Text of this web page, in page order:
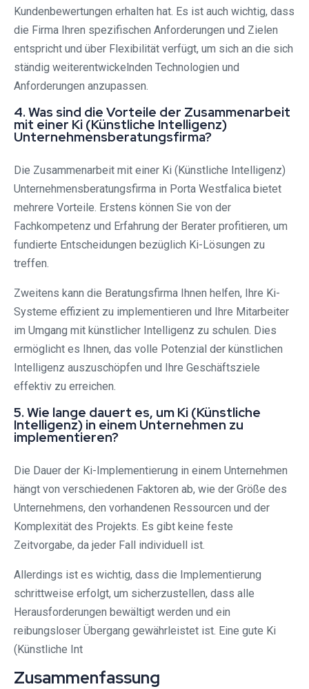
Kundenbewertungen erhalten hat. Es ist auch wichtig, dass
die Firma Ihren spezifischen Anforderungen und Zielen
entspricht und über Flexibilität verfügt, um sich an die sich
ständig weiterentwickelnden Technologien und
Anforderungen anzupassen.
4. Was sind die Vorteile der Zusammenarbeit
mit einer Ki (Künstliche Intelligenz)
Unternehmensberatungsfirma?
Die Zusammenarbeit mit einer Ki (Künstliche Intelligenz)
Unternehmensberatungsfirma in Porta Westfalica bietet
mehrere Vorteile. Erstens können Sie von der
Fachkompetenz und Erfahrung der Berater profitieren, um
fundierte Entscheidungen bezüglich Ki-Lösungen zu
treffen.
Zweitens kann die Beratungsfirma Ihnen helfen, Ihre Ki-
Systeme effizient zu implementieren und Ihre Mitarbeiter
im Umgang mit künstlicher Intelligenz zu schulen. Dies
ermöglicht es Ihnen, das volle Potenzial der künstlichen
Intelligenz auszuschöpfen und Ihre Geschäftsziele
effektiv zu erreichen.
5. Wie lange dauert es, um Ki (Künstliche
Intelligenz) in einem Unternehmen zu
implementieren?
Die Dauer der Ki-Implementierung in einem Unternehmen
hängt von verschiedenen Faktoren ab, wie der Größe des
Unternehmens, den vorhandenen Ressourcen und der
Komplexität des Projekts. Es gibt keine feste
Zeitvorgabe, da jeder Fall individuell ist.
Allerdings ist es wichtig, dass die Implementierung
schrittweise erfolgt, um sicherzustellen, dass alle
Herausforderungen bewältigt werden und ein
reibungsloser Übergang gewährleistet ist. Eine gute Ki
(Künstliche Int
Zusammenfassung